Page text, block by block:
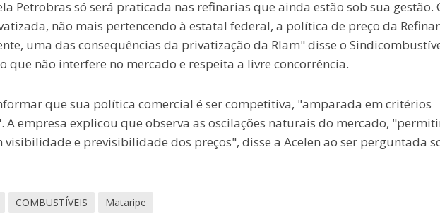
Petrobras só será praticada nas refinarias que ainda estão sob sua gestão.
não mais pertencendo à estatal federal, a política de preço da
uma das consequências da privatização da Rlam" disse o
que não interfere no mercado e respeita a livre concorrência.
que sua política comercial é ser competitiva, "amparada em critérios
A empresa explicou que observa as oscilações naturais do mercado,
visibilidade e previsibilidade dos preços", disse a Acelen ao ser perguntada
COMBUSTÍVEIS Mataripe